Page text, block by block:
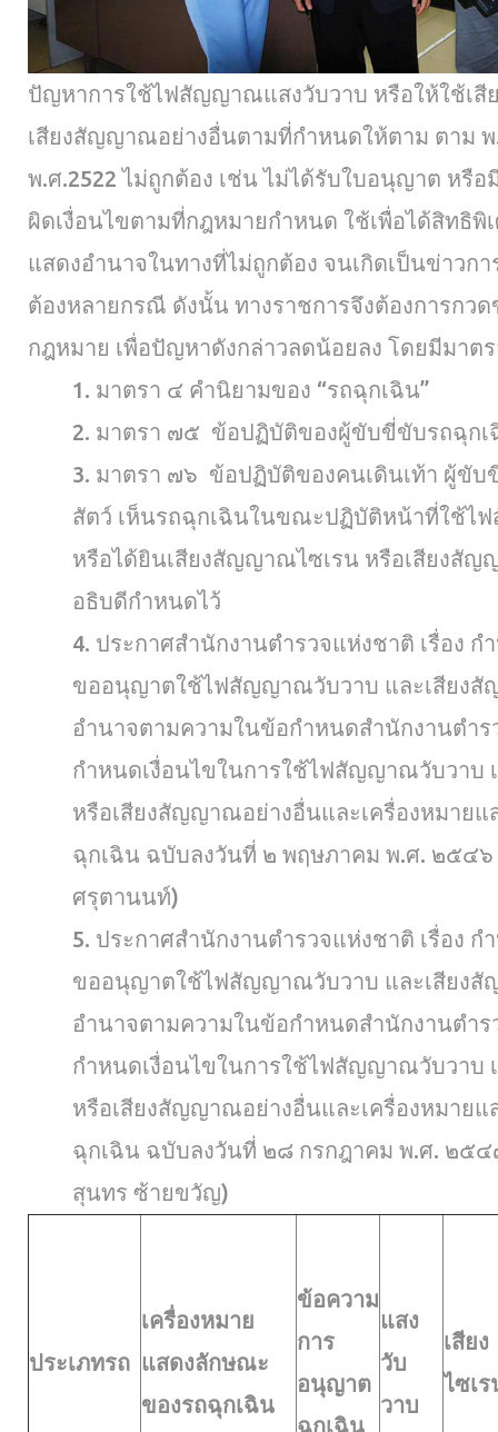
ปัญหาการใช้ไฟสัญญาณแสงวับวาบ หรือให้ใช้เ
เสียงสัญญาณอย่างอื่นตามที่กำหนดให้ตาม ตาม พ
พ.ศ.2522 ไม่ถูกต้อง เช่น ไม่ได้รับใบอนุญาต หรื
ผิดเงื่อนไขตามที่กฎหมายกำหนด ใช้เพื่อได้สิทธิพิ
แสดงอำนาจในทางที่ไม่ถูกต้อง จนเกิดเป็นข่าวก
ต้องหลายกรณี ดังนั้น ทางราชการจึงต้องการกว
กฎหมาย เพื่อปัญหาดังกล่าวลดน้อยลง โดยมีมา
1. มาตรา ๔ คำนิยามของ “รถฉุกเฉิน”
2. มาตรา ๗๕ ข้อปฏิบัติของผู้ขับขี่ขับรถฉุก
3. มาตรา ๗๖ ข้อปฏิบัติของคนเดินเท้า ผู้ขั
สัตว์ เห็นรถฉุกเฉินในขณะปฏิบัติหน้าที่ใช้ไ
หรือได้ยินเสียงสัญญาณไซเรน หรือเสียงสั
อธิบดีกำหนดไว้
4. ประกาศสำนักงานตำรวจแห่งชาติ เรื่อง
ขออนุญาตใช้ไฟสัญญาณวับวาบ และเสียง
อำนาจตามความในข้อกำหนดสำนักงานตำร
กำหนดเงื่อนไขในการใช้ไฟสัญญาณวับวาบ
หรือเสียงสัญญาณอย่างอื่นและเครื่องหมาย
ฉุกเฉิน ฉบับลงวันที่ ๒ พฤษภาคม พ.ศ. ๒๕๔๖
ศรุตานนท์)
5. ประกาศสำนักงานตำรวจแห่งชาติ เรื่อง
ขออนุญาตใช้ไฟสัญญาณวับวาบ และเสียง
อำนาจตามความในข้อกำหนดสำนักงานตำร
กำหนดเงื่อนไขในการใช้ไฟสัญญาณวับวาบ
หรือเสียงสัญญาณอย่างอื่นและเครื่องหมาย
ฉุกเฉิน ฉบับลงวันที่ ๒๘ กรกฎาคม พ.ศ. ๒๕๔
สุนทร ซ้ายขวัญ)
ประเภทรถ
เครื่องหมาย
แสดงลักษณะ
ของรถฉุกเฉิน
ข้อความ
การ
อนุญาต
ฉุกเฉิน
แสง
วับ
วาบ
เสียง
ไซเร